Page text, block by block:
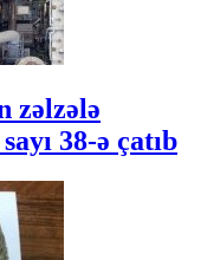
zəlzələ
38-ə çatıb